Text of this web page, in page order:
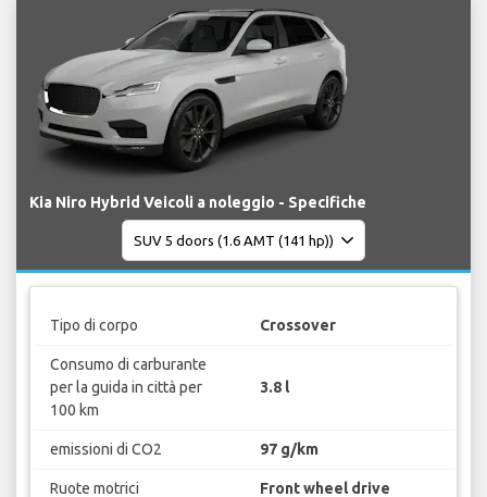
Kia Niro Hybrid Veicoli a noleggio - Specifiche
Tipo di corpo Crossover
Consumo di carburante
per la guida in città per
100 km
3.8 l
emissioni di CO2 97 g/km
Ruote motrici Front wheel drive